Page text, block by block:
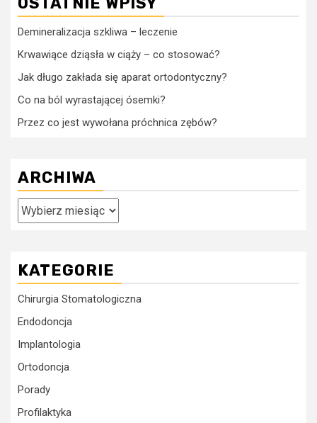
Demineralizacja szkliwa – leczenie
Krwawiące dziąsła w ciąży – co stosować?
Jak długo zakłada się aparat ortodontyczny?
Co na ból wyrastającej ósemki?
Przez co jest wywołana próchnica zębów?
ARCHIWA
Archiwa
KATEGORIE
Chirurgia Stomatologiczna
Endodoncja
Implantologia
Ortodoncja
Porady
Profilaktyka